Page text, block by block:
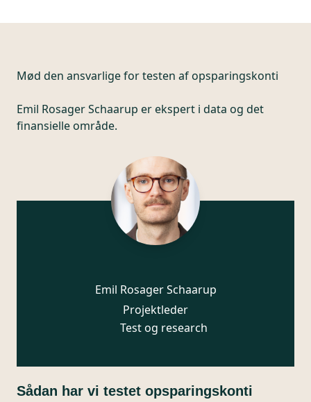
Mød den ansvarlige fortesten af opsparingskonti
Emil Rosager Schaarup er ekspert i data og det
finansielle område.
Emil Rosager Schaarup
Projektleder
Test og research
Sådan har vi testet opsparingskonti